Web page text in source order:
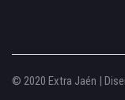
© 2020 Extra Jaén |